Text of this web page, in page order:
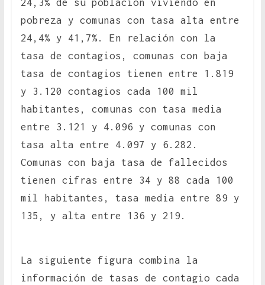
24,3% de su población viviendo en
pobreza y comunas con tasa alta entre
24,4% y 41,7%. En relación con la
tasa de contagios, comunas con baja
tasa de contagios tienen entre 1.819
y 3.120 contagios cada 100 mil
habitantes, comunas con tasa media
entre 3.121 y 4.096 y comunas con
tasa alta entre 4.097 y 6.282.
Comunas con baja tasa de fallecidos
tienen cifras entre 34 y 88 cada 100
mil habitantes, tasa media entre 89 y
135, y alta entre 136 y 219.
La siguiente figura combina la
información de tasas de contagio cada